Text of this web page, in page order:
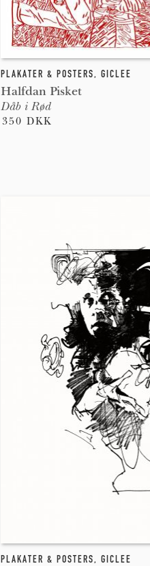
PLAKATER & POSTERS, GICLEE
Halfdan Pisket
Dåb i Rød
350 DKK
PLAKATER & POSTERS, GICLEE